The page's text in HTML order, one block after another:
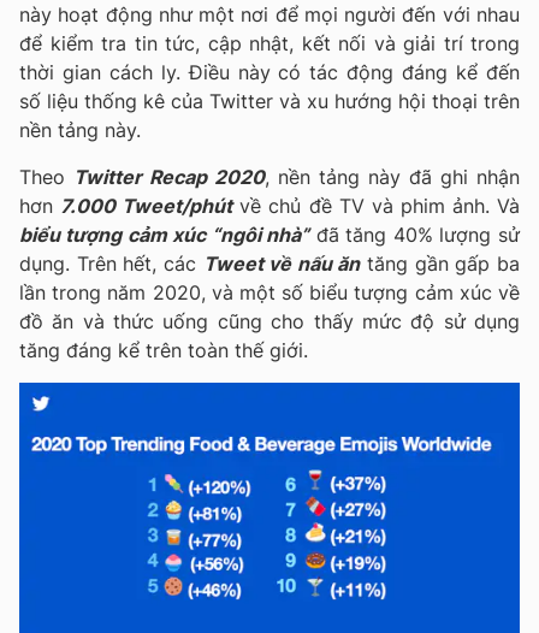
này hoạt động như một nơi để mọi người đến với nhau
để kiểm tra tin tức, cập nhật, kết nối và giải trí trong
thời gian cách ly. Điều này có tác động đáng kể đến
số liệu thống kê của Twitter và xu hướng hội thoại trên
nền tảng này.
Theo Twitter Recap 2020, nền tảng này đã ghi nhận
hơn 7.000 Tweet/phútvề chủ đề TV và phim ảnh. Và
biểu tượng cảm xúc “ngôi nhà”đã tăng 40% lượng sử
dụng. Trên hết, các Tweet về nấu ăntăng gần gấp ba
lần trong năm 2020, và một số biểu tượng cảm xúc về
đồ ăn và thức uống cũng cho thấy mức độ sử dụng
tăng đáng kể trên toàn thế giới.